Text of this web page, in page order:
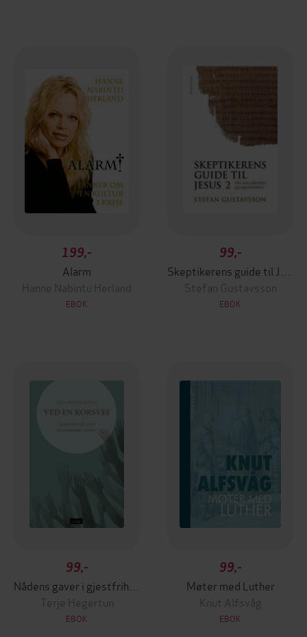
199,-
Alarm
Hanne Nabintu Herland
EBOK
99,-
Stefan Gustavsson
EBOK
99,-
Terje Hegertun
EBOK
99,-
Møter med Luther
Knut Alfsvåg
EBOK